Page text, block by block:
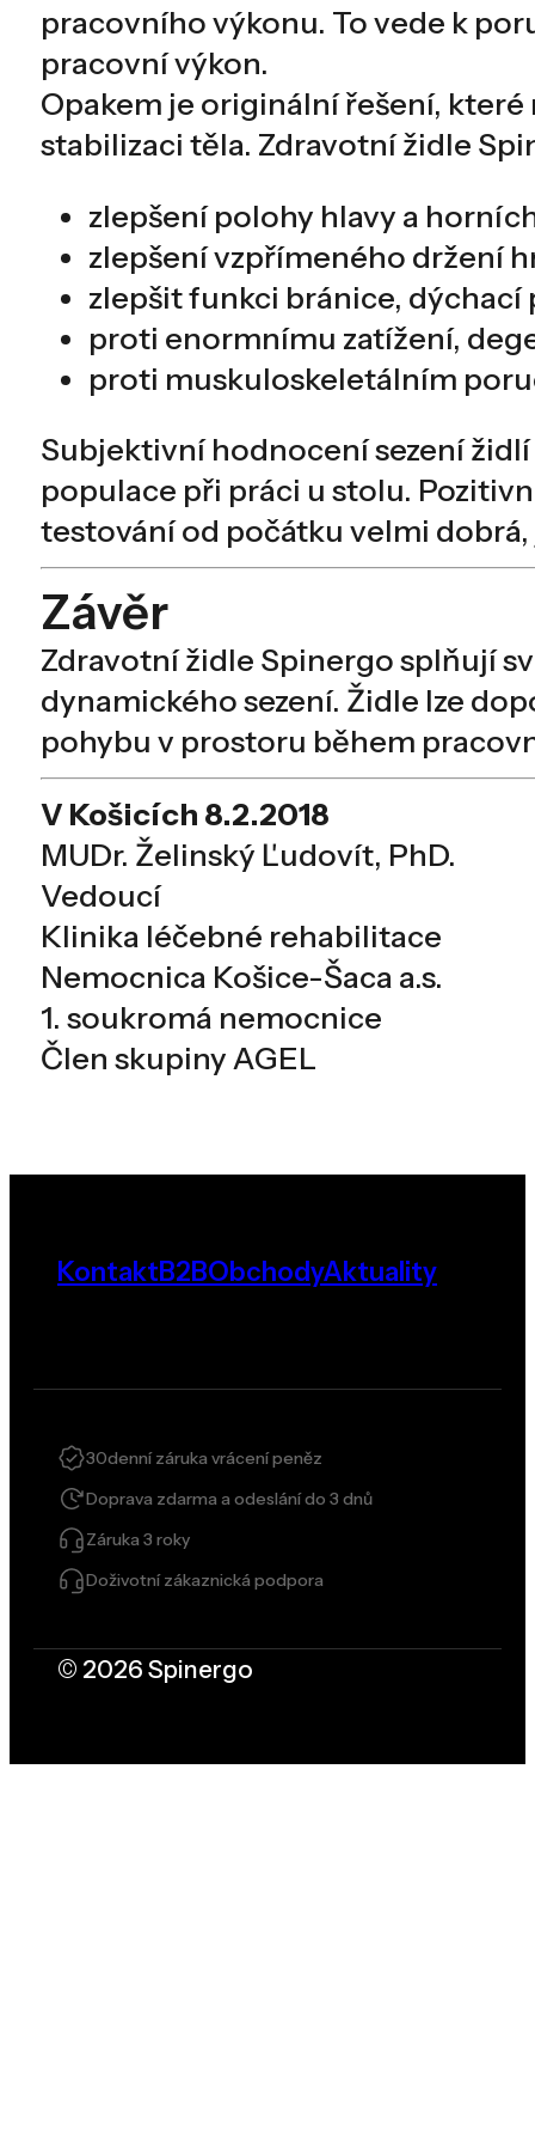
pracovního výkonu. To vede k
pracovní výkon.
Opakem je originální řešení,
stabilizaci těla. Zdravotní židle
zlepšení polohy hlavy a
zlepšení vzpřímeného držení
zlepšit funkci bránice,
proti enormnímu zatížení,
proti muskuloskeletálním
Subjektivní hodnocení sezení
populace při práci u stolu.
testování od počátku velmi
Závěr
Zdravotní židle Spinergo splňují
dynamického sezení. Židle lze
pohybu v prostoru během
V Košicích 8.2.2018
MUDr. Želinský Ľudovít, PhD.
Vedoucí
Klinika léčebné rehabilitace
Nemocnica Košice-Šaca a.s.
1. soukromá nemocnice
Člen skupiny AGEL
KontaktB2BObchodyAktuality
30denní záruka vrácení peněz
Doprava zdarma a odeslání do 3 dnů
Záruka 3 roky
Doživotní zákaznická podpora
© 2026 Spinergo